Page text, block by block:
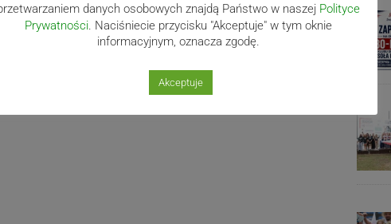
Następny post
Następny
Obrażał i bił
danych osobowych znajdą Państwo w naszej Polityce
Prywatności . Naciśniecie przycisku "Akceptuje" w tym oknie
informacyjnym, oznacza zgodę.
Akceptuje